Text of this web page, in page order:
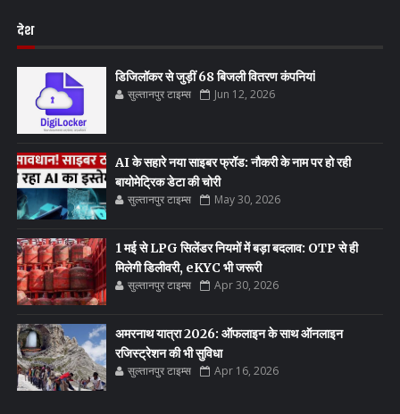
देश
डिजिलॉकर से जुड़ीं 68 बिजली वितरण कंपनियां
सुल्तानपुर टाइम्स Jun 12, 2026
AI के सहारे नया साइबर फ्रॉड: नौकरी के नाम पर हो रही
बायोमेट्रिक डेटा की चोरी
सुल्तानपुर टाइम्स May 30, 2026
1 मई से LPG सिलेंडर नियमों में बड़ा बदलाव: OTP से ही
मिलेगी डिलीवरी, eKYC भी जरूरी
सुल्तानपुर टाइम्स Apr 30, 2026
अमरनाथ यात्रा 2026: ऑफलाइन के साथ ऑनलाइन
रजिस्ट्रेशन की भी सुविधा
सुल्तानपुर टाइम्स Apr 16, 2026